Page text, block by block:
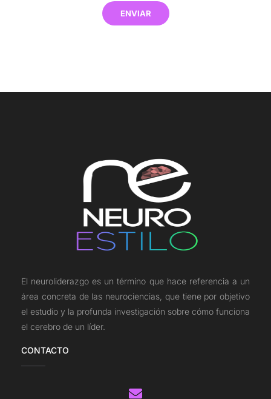
El neuroliderazgo es un término que hace referencia a un
área concreta de las neurociencias, que tiene por objetivo
el estudio y la profunda investigación sobre cómo funciona
el cerebro de un líder.
CONTACTO